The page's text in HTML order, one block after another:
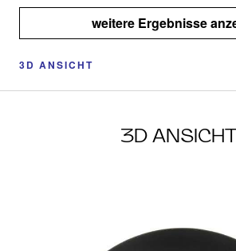
weitere Ergebnisse
3D ANSICHT
3D